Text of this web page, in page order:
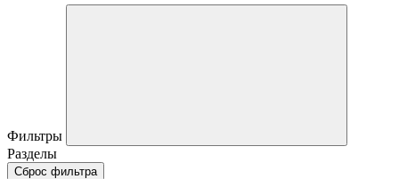
Фильтры
Разделы
Сброс фильтра